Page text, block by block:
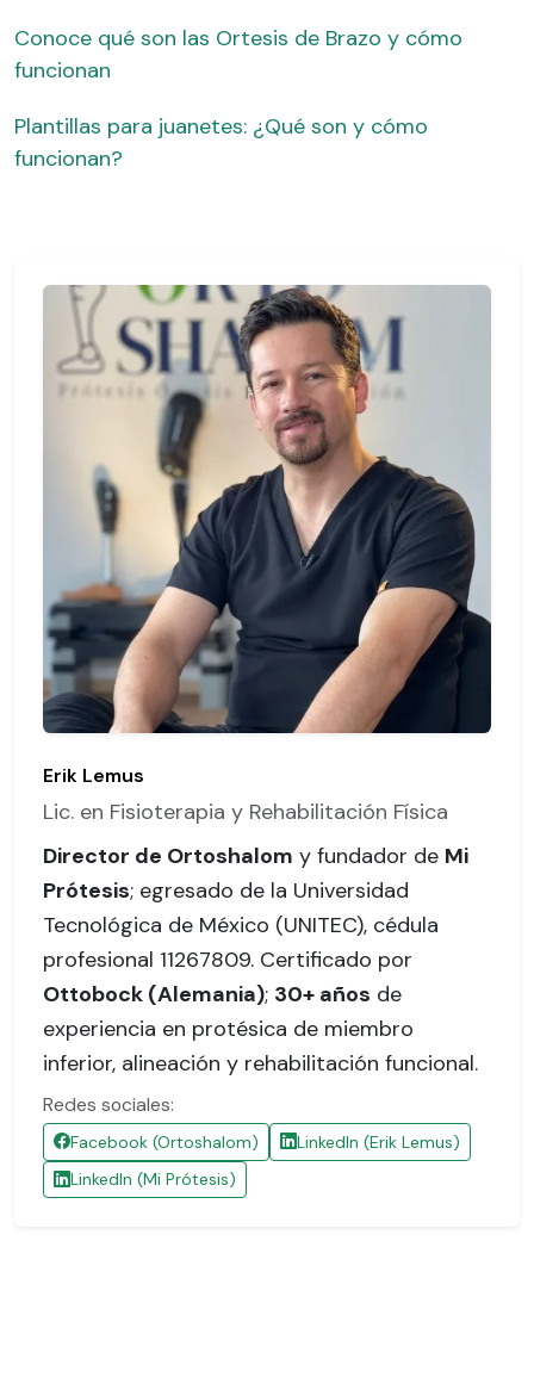
Conoce qué son las Ortesis de Brazo y cómo
funcionan
Plantillas para juanetes: ¿Qué son y cómo
funcionan?
Erik Lemus
Lic. en Fisioterapia y Rehabilitación Física
Director de Ortoshalom y fundador de Mi
Prótesis; egresado de la Universidad
Tecnológica de México (UNITEC), cédula
profesional 11267809. Certificado por
Ottobock (Alemania); 30+ años de
experiencia en protésica de miembro
inferior, alineación y rehabilitación funcional.
Redes sociales:
Facebook (Ortoshalom)
LinkedIn (Erik Lemus)
LinkedIn (Mi Prótesis)